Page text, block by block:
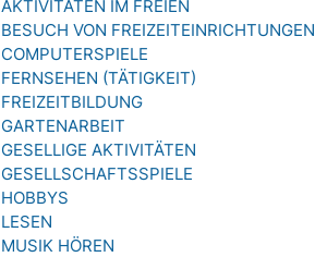
AKTIVITÄTEN IM FREIEN
BESUCH VON FREIZEITEINRICHTUNGEN
COMPUTERSPIELE
FERNSEHEN (TÄTIGKEIT)
FREIZEITBILDUNG
GARTENARBEIT
GESELLIGE AKTIVITÄTEN
GESELLSCHAFTSSPIELE
HOBBYS
LESEN
MUSIK HÖREN